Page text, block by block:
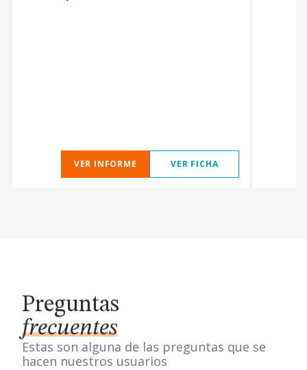
VER INFORME VER FICHA
Preguntas
frecuentes
Estas son alguna de las preguntas que se
hacen nuestros usuarios